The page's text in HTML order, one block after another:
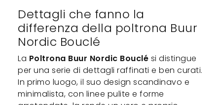
Dettagli che fanno la
differenza della poltrona Buur
Nordic Bouclé
La Poltrona Buur Nordic Bouclé si distingue
per una serie di dettagli raffinati e ben curati.
In primo luogo, il suo design scandinavo e
minimalista, con linee pulite e forme